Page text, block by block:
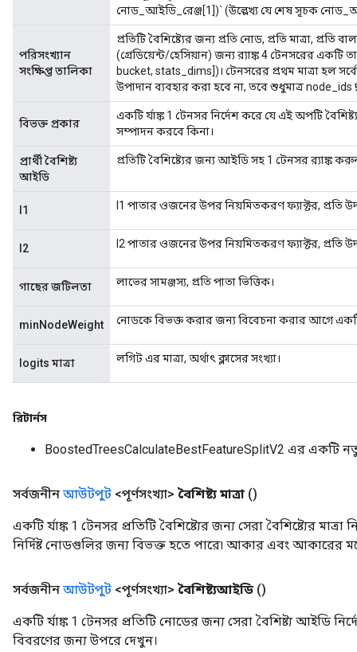
নোড_আইডি_রেঞ্জ[1])` (উল্লেখ্য যে শেষ সূচক
পরিসংখ্যান
সংক্ষিপ্ত তালিকা
প্রতিটি বৈশিষ্ট্যের জন্য প্রতি নোড, প্রতি মাত্রা, প্রতি
(গ্রেডিয়েন্ট/হেসিয়ান) জন্য র‌্যাঙ্ক 4 টেনসরের
bucket, stats_dims])। টেনসরের প্রথম মাত্রা হল
উপাদান ব্যবহার করা হবে না, তবে শুধুমাত্র node_ids
বিভক্ত প্রকার
একটি র্যাঙ্ক 1 টেনসর নির্দেশ করে যে এই অপটি
সম্পাদন করবে কিনা।
প্রার্থী বৈশিষ্ট্য
আইডি
প্রতিটি বৈশিষ্ট্যের জন্য আইডি সহ 1 টেনসর র‌্যাঙ্ক
l1 l1 পাতার ওজনের উপর নিয়মিতকরণ ফ্যাক্টর, প্রতি
l2 l2 পাতার ওজনের উপর নিয়মিতকরণ ফ্যাক্টর, প্রতি
গাছের জটিলতা লাভের সামঞ্জস্য, প্রতি পাতা ভিত্তিক।
minNodeWeight নোডকে বিভক্ত করার জন্য বিবেচনা করার আগে
logits মাত্রা লগিট এর মাত্রা, অর্থাৎ ক্লাসের সংখ্যা।
রিটার্নস
BoostedTreesCalculateBestFeatureSplitV2 এর একটি
সর্বজনীন আউটপুট <পূর্ণসংখ্যা> বৈশিষ্ট্য মাত্রা ()
একটি র্যাঙ্ক 1 টেনসর প্রতিটি বৈশিষ্ট্যের জন্য সেরা বৈশিষ্ট্যের মাত্রা
নির্দিষ্ট নোডগুলির জন্য বিভক্ত হতে পারে৷ আকার এবং আকারের
সর্বজনীন আউটপুট <পূর্ণসংখ্যা> বৈশিষ্ট্যআইডি ()
একটি র্যাঙ্ক 1 টেনসর প্রতিটি নোডের জন্য সেরা বৈশিষ্ট্য আইডি
বিবরণের জন্য উপরে দেখুন।